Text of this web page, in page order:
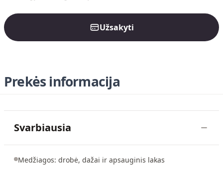
Užsakyti
Prekės informacija
Svarbiausia
Medžiagos: drobė, dažai ir apsauginis lakas